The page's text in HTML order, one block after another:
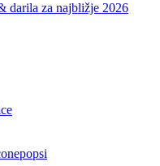
darila za najbližje 2026